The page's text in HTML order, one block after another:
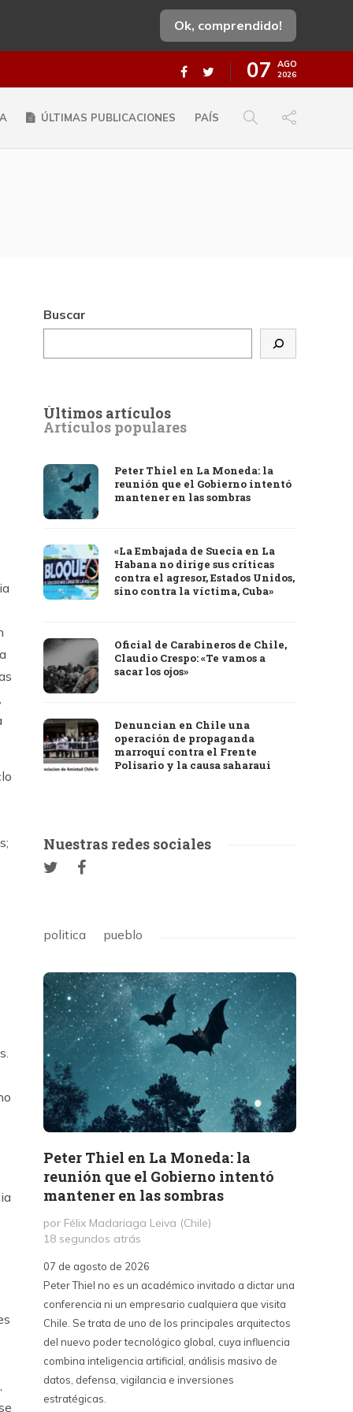
Ok, comprendido!
07 AGO
2026
ÚLTIMAS PUBLICACIONES PAÍS
Buscar
Últimos artículos
Artículos populares
Peter Thiel en La Moneda: la
reunión que el Gobierno intentó
mantener en las sombras
«La Embajada de Suecia en La
Habana no dirige sus críticas
contra el agresor, Estados Unidos,
sino contra la víctima, Cuba»
Oficial de Carabineros de Chile,
Claudio Crespo: «Te vamos a
sacar los ojos»
Denuncian en Chile una
operación de propaganda
marroquí contra el Frente
Polisario y la causa saharaui
Nuestras redes sociales
politica pueblo
Peter Thiel en La Moneda: la
reunión que el Gobierno intentó
mantener en las sombras
por Félix Madariaga Leiva (Chile)
18 segundos atrás
07 de agosto de 2026
Peter Thiel no es un académico invitado a dictar una
conferencia ni un empresario cualquiera que visita
Chile. Se trata de uno de los principales arquitectos
del nuevo poder tecnológico global, cuya influencia
combina inteligencia artificial, análisis masivo de
datos, defensa, vigilancia e inversiones
estratégicas.